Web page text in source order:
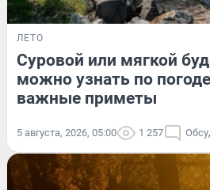
ЛЕТО
Суровой или мягкой
можно узнать по
важные приметы
5 августа, 2026, 05:00 1 257